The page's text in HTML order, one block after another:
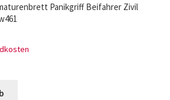
Panikgriff Beifahrer Zivil